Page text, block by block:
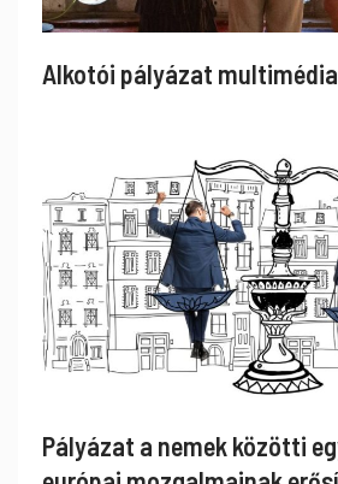
Alkotói pályázat
Pályázat a nemek közötti